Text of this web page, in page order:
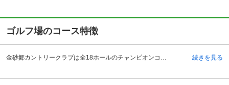
ゴルフ場のコース特徴
金砂郷カントリークラブは全18ホールのチャンピオンコースとして有名です。丘陵と林間が程よくミックスされているコースは、クラブハウスを中心に右側がOUTコース、左側がINコースとなっています。コースの設計は日本を代表するコース設計者の一人に挙げられる富沢広親氏が手がけています。ホールごとの高低差が少なく、フラットに近いコース設計でフェアウェイも広くゆったりと設計されています。コース全体としてゆったりとした設計になっていますが、グリーンの難易度は高めになっており精神力が必要となります。都心からやや離れた山間に広がるコースなので、四季の自然のうつろいを楽しむ事が出来ます。特に秋の紅葉シーズンになると色づいた木々を見ながら最高のロケーションでゴルフをプレーする事が出来ます。 続きを見る